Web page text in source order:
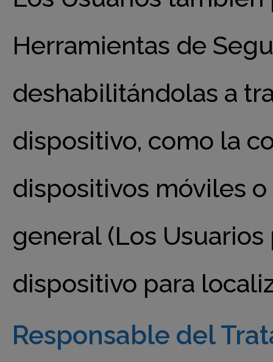
Herramientas de
deshabilitándolas a
dispositivo, como la
dispositivos móviles
general (Los
dispositivo para
Responsable del